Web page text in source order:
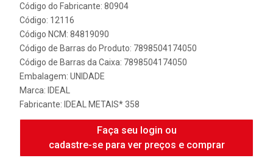
Código do Fabricante: 80904
Código: 12116
Código NCM: 84819090
Código de Barras do Produto: 7898504174050
Código de Barras da Caixa: 7898504174050
Embalagem: UNIDADE
Marca: IDEAL
Fabricante: IDEAL METAIS* 358
Faça seu login ou
cadastre-se para ver preços e comprar